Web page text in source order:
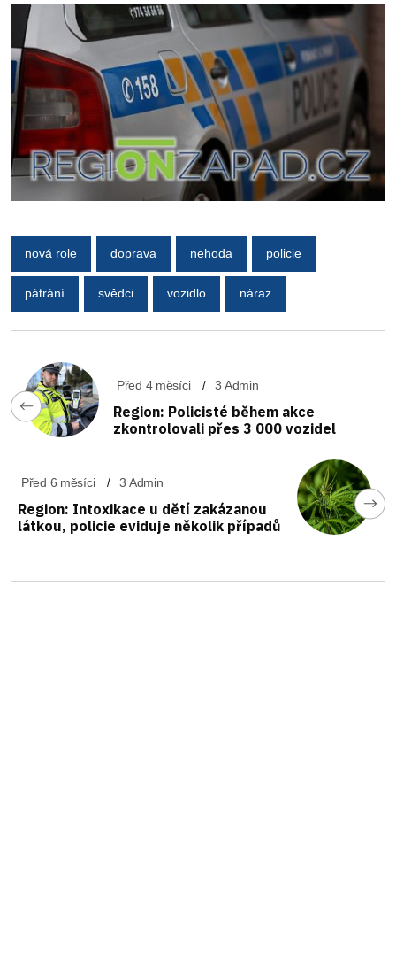
nová role doprava nehoda policie
pátrání svědci vozidlo náraz
Před 4 měsíci 3 Admin
Region: Policisté během akce
zkontrolovali přes 3 000 vozidel
Před 6 měsíci 3 Admin
Region: Intoxikace u dětí zakázanou
látkou, policie eviduje několik případů